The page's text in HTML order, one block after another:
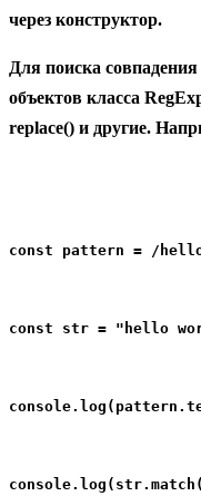
через конструктор.
Для поиска
объектов класса
replace() и другие.
const pattern = /
const str = "hello